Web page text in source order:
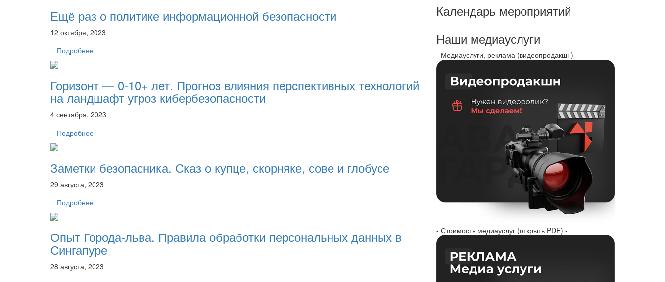
Ещё раз о политике информационной безопасности
12 октября, 2023
Подробнее
Горизонт — 0-10+ лет. Прогноз влияния перспективных технологий
на ландшафт угроз кибербезопасности
4 сентября, 2023
Подробнее
Заметки безопасника. Сказ о купце, скорняке, сове и глобусе
29 августа, 2023
Подробнее
Опыт Города-льва. Правила обработки персональных данных в
Сингапуре
28 августа, 2023
Календарь мероприятий
Наши медиауслуги
- Медиауслуги, реклама (видеопродакшн) -
- Стоимость медиауслуг (открыть PDF) -